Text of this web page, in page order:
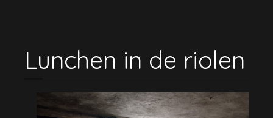
Lunchen in de riolen